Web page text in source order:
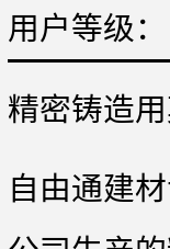
用户等级
精密铸造
自由通建